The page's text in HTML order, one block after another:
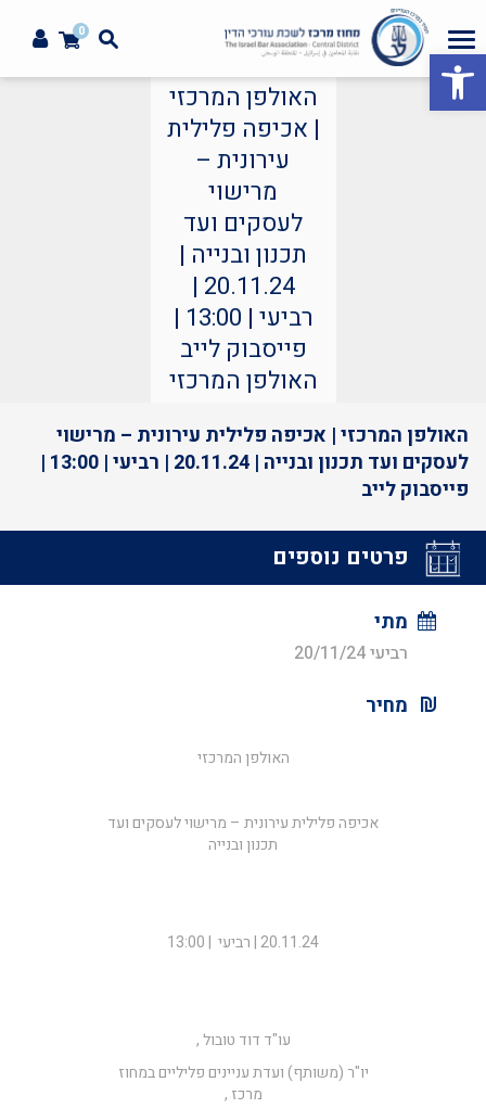
פתח סרגל נגישות
0
האולפן המרכזי
| אכיפה פלילית
עירונית –
מרישוי
לעסקים ועד
תכנון ובנייה |
20.11.24 |
רביעי | 13:00 |
פייסבוק לייב
האולפן המרכזי
האולפן המרכזי | אכיפה פלילית עירונית – מרישוי
לעסקים ועד תכנון ובנייה | 20.11.24 | רביעי | 13:00 |
פייסבוק לייב
פרטים נוספים
מתי
רביעי 20/11/24
מחיר
האולפן המרכזי
אכיפה פלילית עירונית – מרישוי לעסקים ועד
תכנון ובנייה
20.11.24 | רביעי | 13:00
עו"ד דוד טובול ,
יו"ר (משותף) ועדת עניינים פליליים במחוז
מרכז ,